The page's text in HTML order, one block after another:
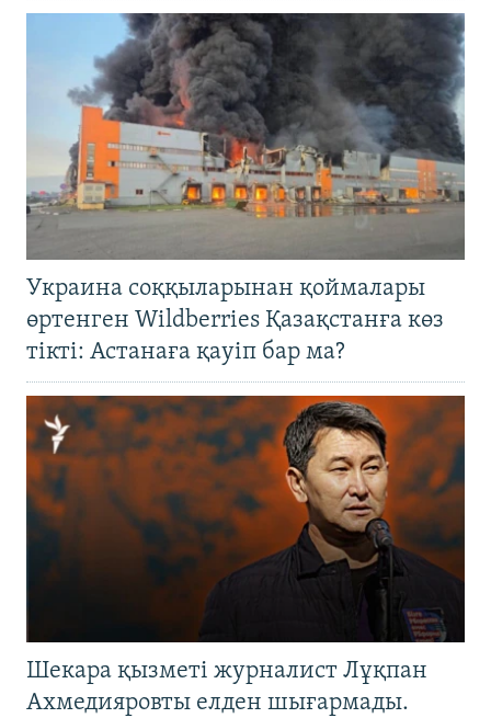
Украина соққыларынан қоймалары
өртенген Wildberries Қазақстанға көз
тікті: Астанаға қауіп бар ма?
Шекара қызметі журналист Лұқпан
Ахмедияровты елден шығармады.